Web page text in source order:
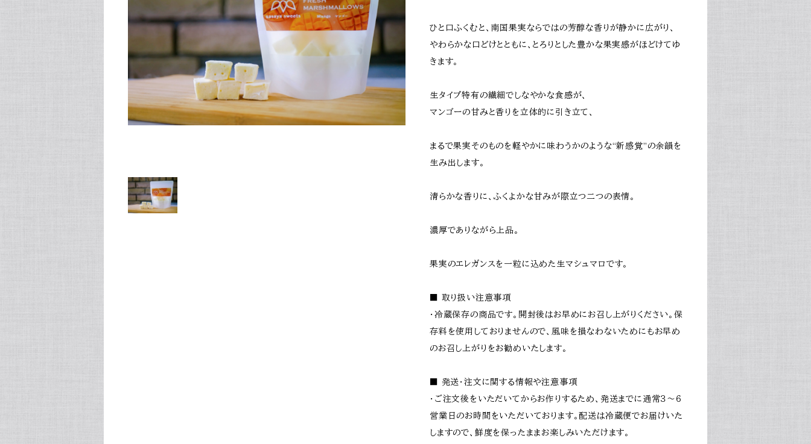
ひと口ふくむと、南国果実ならではの芳醇な香りが静かに広がり、
やわらかな口どけとともに、とろりとした豊かな果実感がほどけてゆ
きます。
生タイプ特有の繊細でしなやかな食感が、
マンゴーの甘みと香りを立体的に引き立て、
まるで果実そのものを軽やかに味わうかのような“新感覚”の余韻を
生み出します。
清らかな香りに、ふくよかな甘みが際立つ二つの表情。
濃厚でありながら上品。
果実のエレガンスを一粒に込めた生マシュマロです。
■ 取り扱い注意事項
・冷蔵保存の商品です。開封後はお早めにお召し上がりください。保
存料を使用しておりませんので、風味を損なわないためにもお早め
のお召し上がりをお勧めいたします。
■ 発送・注文に関する情報や注意事項
・ご注文後をいただいてからお作りするため、発送までに通常３～６
営業日のお時間をいただいております。配送は冷蔵便でお届けいた
しますので、鮮度を保ったままお楽しみいただけます。